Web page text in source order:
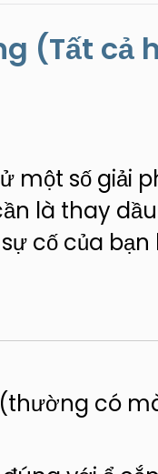
(Tất cả
một số giải
là thay
cố của bạn
có